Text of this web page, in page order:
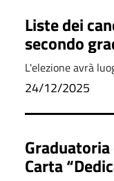
Liste dei
secondo
del
L'elezione avrà
24/12/2025
Carta